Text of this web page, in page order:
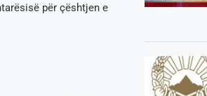
për çështjen e